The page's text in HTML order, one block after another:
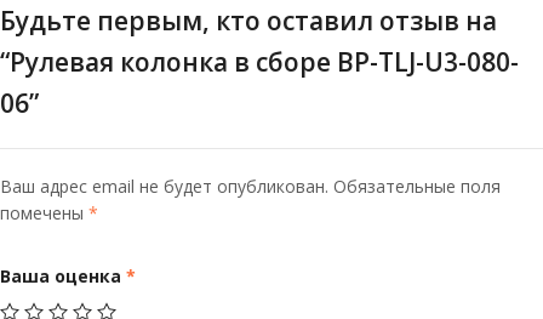
Будьте первым, кто оставил отзыв на
“Рулевая колонка в сборе BP-TLJ-U3-080-
06”
Ваш адрес email не будет опубликован. Обязательные поля
помечены *
Ваша оценка *